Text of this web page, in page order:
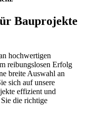
Bauprojekte
hochwertigen
reibungslosen Erfolg
breite Auswahl an
sich auf unsere
effizient und
die richtige